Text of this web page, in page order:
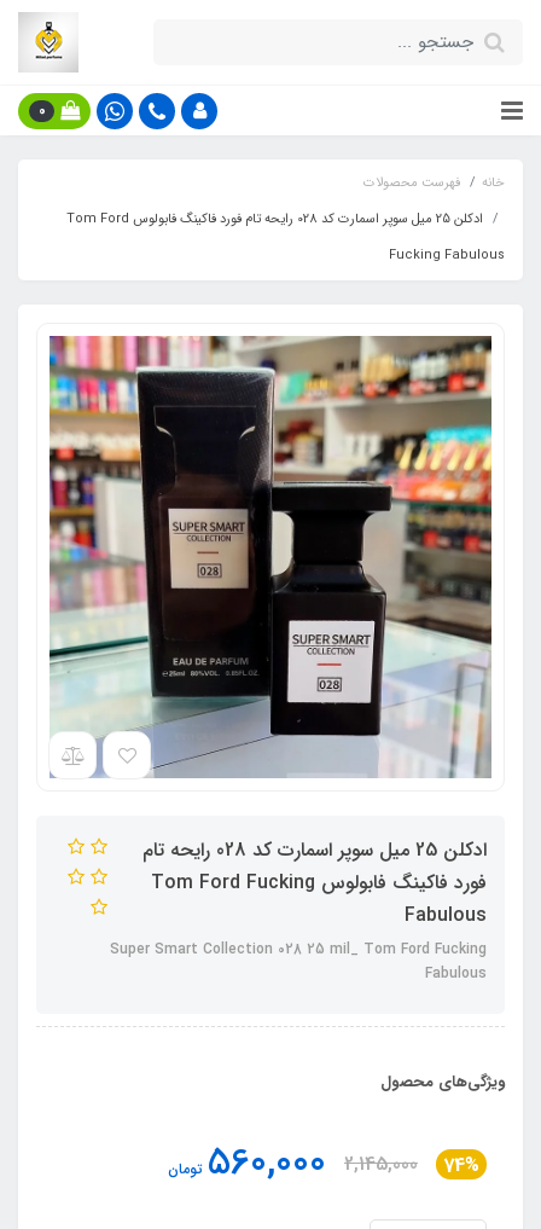
0
خانه
فهرست محصولات
ادکلن 25 میل سوپر اسمارت کد 028 رایحه تام فورد فاکینگ فابولوس Tom Ford
Fucking Fabulous
ادکلن 25 میل سوپر اسمارت کد 028 رایحه تام
فورد فاکینگ فابولوس Tom Ford Fucking
Fabulous
Super Smart Collection 028 25 mil_ Tom Ford Fucking
Fabulous
ویژگی‌های محصول
74%
2,145,000
560,000 تومان